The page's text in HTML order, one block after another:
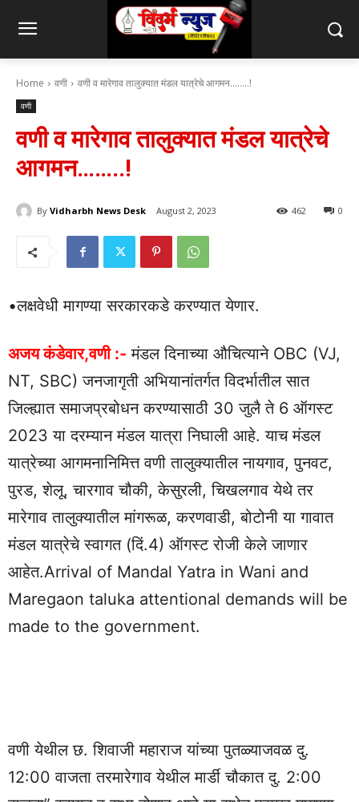
Home वणी वणी व मारेगाव तालुक्यात मंडल यात्रेचे आगमन........!
वणी
वणी व मारेगाव तालुक्यात मंडल यात्रेचे
आगमन……..!
By Vidharbh News Desk August 2, 2023 0
462
•लक्षवेधी मागण्या सरकारकडे करण्यात येणार.
अजय कंडेवार,वणी :- मंडल दिनाच्या औचित्याने OBC (VJ,
NT, SBC) जनजागृती अभियानांतर्गत विदर्भातील सात
जिल्ह्यात समाजप्रबोधन करण्यासाठी 30 जुलै ते 6 ऑगस्ट
2023 या दरम्यान मंडल यात्रा निघाली आहे. याच मंडल
यात्रेच्या आगमनानिमित्त वणी तालुक्यातील नायगाव, पुनवट,
पुरड, शेलू, चारगाव चौकी, केसुरली, चिखलगाव येथे तर
मारेगाव तालुक्यातील मांगरूळ, करणवाडी, बोटोनी या गावात
मंडल यात्रेचे स्वागत (दिं.4) ऑगस्ट रोजी केले जाणार
आहेत.Arrival of Mandal Yatra in Wani and
Maregaon taluka attentional demands will be
made to the government.
वणी येथील छ. शिवाजी महाराज यांच्या पुतळ्याजवळ दु.
12:00 वाजता तरमारेगाव येथील मार्डी चौकात दु. 2:00